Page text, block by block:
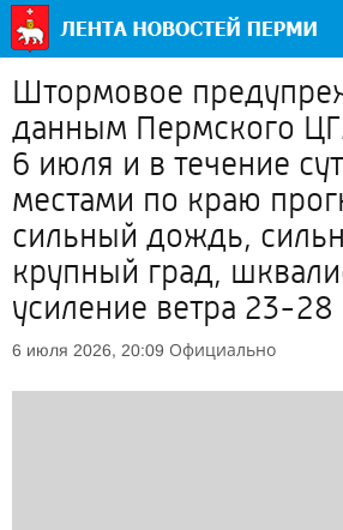
Штормовое
данным Пермского
6 июля и в течение
местами по краю
сильный дождь,
крупный град,
усиление ветра 23-
6 июля 2026, 20:09 Официально